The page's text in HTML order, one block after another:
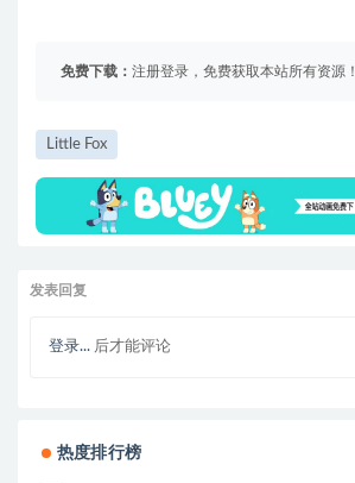
免费下载： 注册登录，免费获取本站所有资源！
Little Fox
发表回复
登录... 后才能评论
热度排行榜